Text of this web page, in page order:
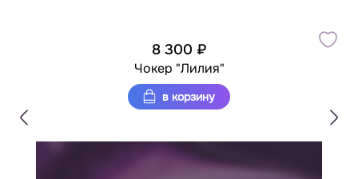
8 300 ₽
Чокер "Лилия"
в корзину